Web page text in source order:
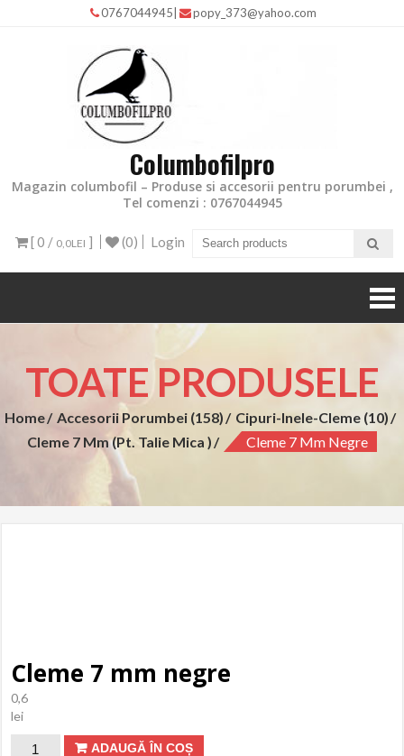
0767044945 popy_373@yahoo.com
Columbofilpro
Magazin columbofil – Produse si accesorii pentru porumbei ,
Tel comenzi : 0767044945
[ 0 / 0,0LEI ] (0) Login
TOATE PRODUSELE
Home Accesorii Porumbei (158)
Cipuri-Inele-Cleme (10)
Cleme 7 Mm (pt. Talie Mica )
Cleme 7 Mm Negre
Cleme 7 mm negre
0,6
lei
Cantitate
ADAUGĂ ÎN COȘ